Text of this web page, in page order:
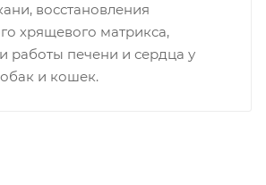
восстановления
хрящевого матрикса,
работы печени и сердца у
и кошек.